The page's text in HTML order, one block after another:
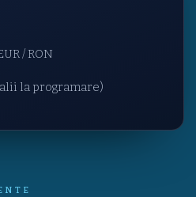
/ RON
la programare)